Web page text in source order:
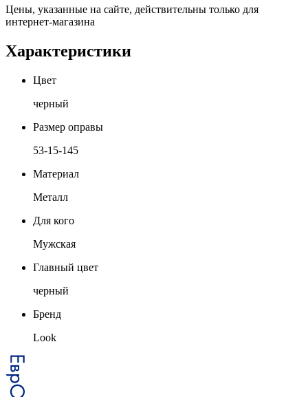
Цены, указанные на сайте, действительны только для
интернет-магазина
Характеристики
Цвет
черный
Размер оправы
53-15-145
Материал
Металл
Для кого
Мужская
Главный цвет
черный
Бренд
Look